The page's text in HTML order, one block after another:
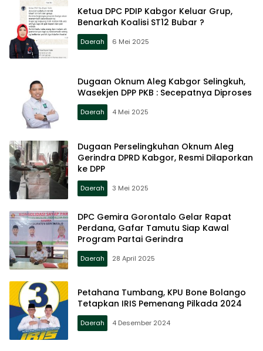
Ketua DPC PDIP Kabgor Keluar Grup,
Benarkah Koalisi ST12 Bubar ?
Daerah 6 Mei 2025
Dugaan Oknum Aleg Kabgor Selingkuh,
Wasekjen DPP PKB : Secepatnya Diproses
Daerah 4 Mei 2025
Dugaan Perselingkuhan Oknum Aleg
Gerindra DPRD Kabgor, Resmi Dilaporkan
ke DPP
Daerah 3 Mei 2025
DPC Gemira Gorontalo Gelar Rapat
Perdana, Gafar Tamutu Siap Kawal
Program Partai Gerindra
Daerah 28 April 2025
Petahana Tumbang, KPU Bone Bolango
Tetapkan IRIS Pemenang Pilkada 2024
Daerah 4 Desember 2024